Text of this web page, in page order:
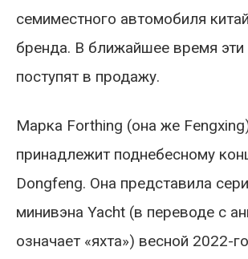
семиместного автомобиля
бренда. В ближайшее время
поступят в продажу.
Марка Forthing (она же
принадлежит поднебесному
Dongfeng. Она представила
минивэна Yacht (в переводе с
означает «яхта») весной 2022-